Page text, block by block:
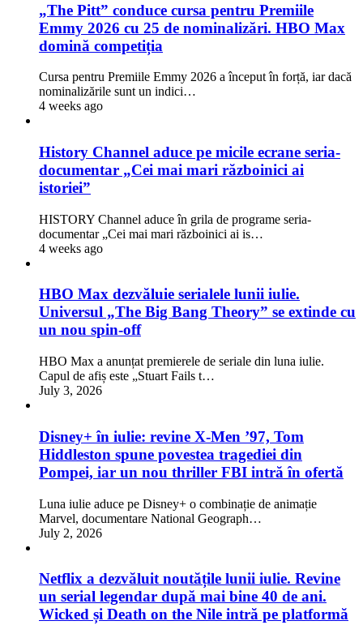
„The Pitt” conduce cursa pentru Premiile
Emmy 2026 cu 25 de nominalizări. HBO Max
domină competiția
Cursa pentru Premiile Emmy 2026 a început în forță, iar dacă
nominalizările sunt un indici…
4 weeks ago
History Channel aduce pe micile ecrane seria-
documentar „Cei mai mari războinici ai
istoriei”
HISTORY Channel aduce în grila de programe seria-
documentar „Cei mai mari războinici ai is…
4 weeks ago
HBO Max dezvăluie serialele lunii iulie.
Universul „The Big Bang Theory” se extinde cu
un nou spin-off
HBO Max a anunțat premierele de seriale din luna iulie.
Capul de afiș este „Stuart Fails t…
July 3, 2026
Disney+ în iulie: revine X-Men ’97, Tom
Hiddleston spune povestea tragediei din
Pompei, iar un nou thriller FBI intră în ofertă
Luna iulie aduce pe Disney+ o combinație de animație
Marvel, documentare National Geograph…
July 2, 2026
Netflix a dezvăluit noutățile lunii iulie. Revine
un serial legendar după mai bine 40 de ani.
Wicked și Death on the Nile intră pe platformă